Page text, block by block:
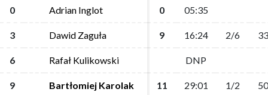
0 Adrian Inglot 0 05:35
3 Dawid Zaguła 9 16:24 2/6
6 Rafał Kulikowski DNP
9 Bartłomiej Karolak 11 29:01 1/2
0 Adrian Inglot 0 05:35
3 Dawid Zaguła 9 16:24 2/6
6 Rafał Kulikowski DNP
9 Bartłomiej Karolak 11 29:01 1/2